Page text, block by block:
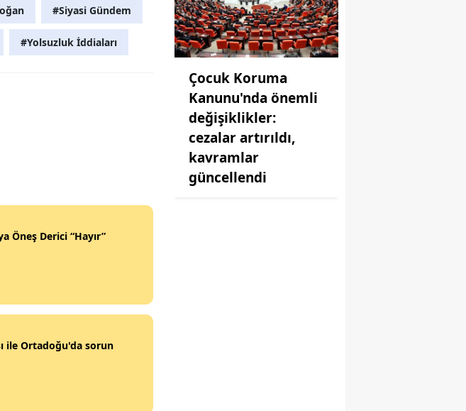
#Siyasi Gündem
#Yolsuzluk İddiaları
Öneş Derici “Hayır”
ile Ortadoğu'da sorun
Çocuk Koruma
Kanunu'nda önemli
değişiklikler:
cezalar artırıldı,
kavramlar
güncellendi